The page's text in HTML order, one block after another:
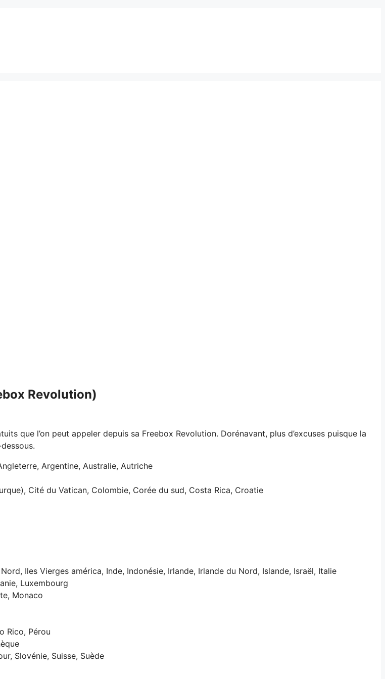
Revolution)
que l’on peut appeler depuis sa Freebox Revolution. Dorénavant, plus d’excuses puisque la
Argentine, Australie, Autriche
Cité du Vatican, Colombie, Corée du sud, Costa Rica, Croatie
Iles Vierges américa, Inde, Indonésie, Irlande, Irlande du Nord, Islande, Israël, Italie
Luxembourg
Monaco
Rico, Pérou
Slovénie, Suisse, Suède